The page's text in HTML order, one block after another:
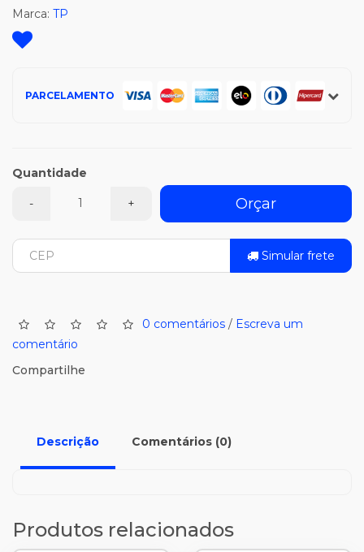
Marca: TP
PARCELAMENTO
Quantidade
- + Orçar
Simular frete
0 comentários / Escreva um
comentário
Compartilhe
Descrição Comentários (0)
Produtos relacionados